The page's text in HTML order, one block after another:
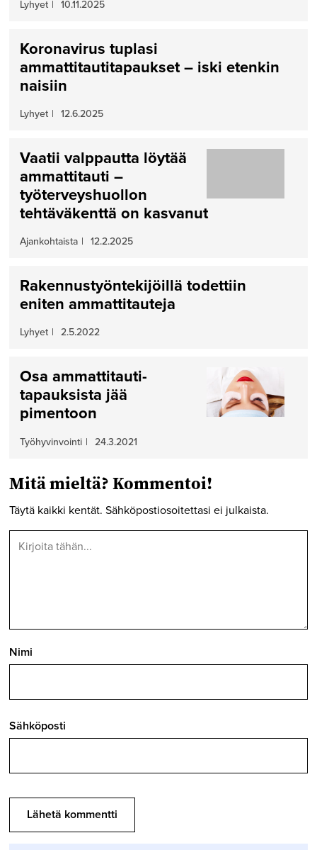
Lyhyet | 10.11.2025
Koronavirus tuplasi
ammattitautitapaukset – iski etenkin
naisiin
Lyhyet | 12.6.2025
Vaatii valppautta löytää
ammattitauti –
työterveyshuollon
tehtäväkenttä on kasvanut
Ajankohtaista | 12.2.2025
Rakennustyöntekijöillä todettiin
eniten ammattitauteja
Lyhyet | 2.5.2022
Osa ammattitauti­
tapauksista jää
pimentoon
Työhyvinvointi | 24.3.2021
Mitä mieltä? Kommentoi!
Täytä kaikki kentät. Sähköpostiosoitettasi ei julkaista.
Nimi
Sähköposti